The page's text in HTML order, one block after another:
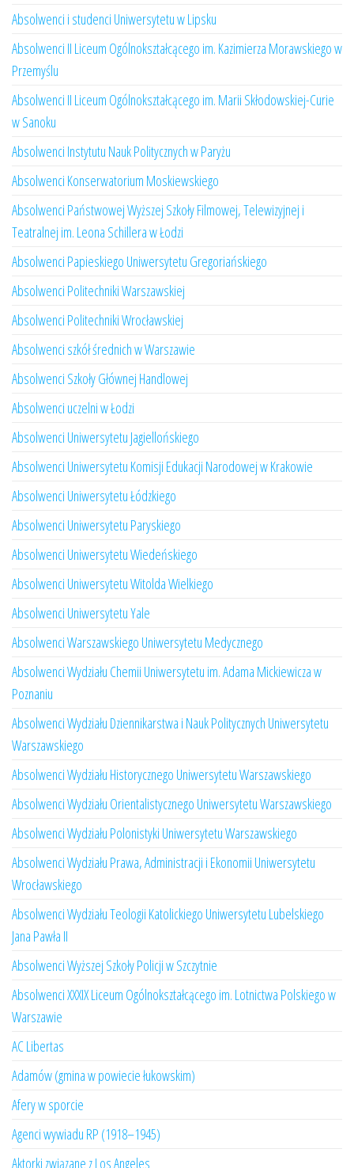
Absolwenci i studenci Uniwersytetu w Lipsku
Absolwenci II Liceum Ogólnokształcącego im. Kazimierza Morawskiego w
Przemyślu
Absolwenci II Liceum Ogólnokształcącego im. Marii Skłodowskiej-Curie
w Sanoku
Absolwenci Instytutu Nauk Politycznych w Paryżu
Absolwenci Konserwatorium Moskiewskiego
Absolwenci Państwowej Wyższej Szkoły Filmowej, Telewizyjnej i
Teatralnej im. Leona Schillera w Łodzi
Absolwenci Papieskiego Uniwersytetu Gregoriańskiego
Absolwenci Politechniki Warszawskiej
Absolwenci Politechniki Wrocławskiej
Absolwenci szkół średnich w Warszawie
Absolwenci Szkoły Głównej Handlowej
Absolwenci uczelni w Łodzi
Absolwenci Uniwersytetu Jagiellońskiego
Absolwenci Uniwersytetu Komisji Edukacji Narodowej w Krakowie
Absolwenci Uniwersytetu Łódzkiego
Absolwenci Uniwersytetu Paryskiego
Absolwenci Uniwersytetu Wiedeńskiego
Absolwenci Uniwersytetu Witolda Wielkiego
Absolwenci Uniwersytetu Yale
Absolwenci Warszawskiego Uniwersytetu Medycznego
Absolwenci Wydziału Chemii Uniwersytetu im. Adama Mickiewicza w
Poznaniu
Absolwenci Wydziału Dziennikarstwa i Nauk Politycznych Uniwersytetu
Warszawskiego
Absolwenci Wydziału Historycznego Uniwersytetu Warszawskiego
Absolwenci Wydziału Orientalistycznego Uniwersytetu Warszawskiego
Absolwenci Wydziału Polonistyki Uniwersytetu Warszawskiego
Absolwenci Wydziału Prawa, Administracji i Ekonomii Uniwersytetu
Wrocławskiego
Absolwenci Wydziału Teologii Katolickiego Uniwersytetu Lubelskiego
Jana Pawła II
Absolwenci Wyższej Szkoły Policji w Szczytnie
Absolwenci XXXIX Liceum Ogólnokształcącego im. Lotnictwa Polskiego w
Warszawie
AC Libertas
Adamów (gmina w powiecie łukowskim)
Afery w sporcie
Agenci wywiadu RP (1918–1945)
Aktorki związane z Los Angeles